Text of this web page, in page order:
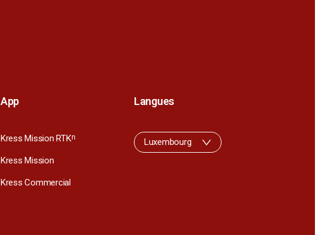
App
Kress Mission RTKn
Kress Mission
Kress Commercial
Langues
Luxembourg